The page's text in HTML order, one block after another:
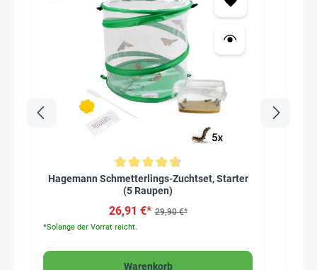
Durchschnittliche Bewertung von 4.7 von 5 Sternen
Hagemann Schmetterlings-Zuchtset, Starter
(5 Raupen)
26,91 €* 29,90 €*
*Solange der Vorrat reicht.
Warenkorb